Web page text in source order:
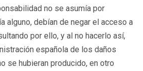
no se asumía por
alguno, debían de negar el acceso a
por ello, y al no hacerlo así,
española de los daños
se hubieran producido, en otro